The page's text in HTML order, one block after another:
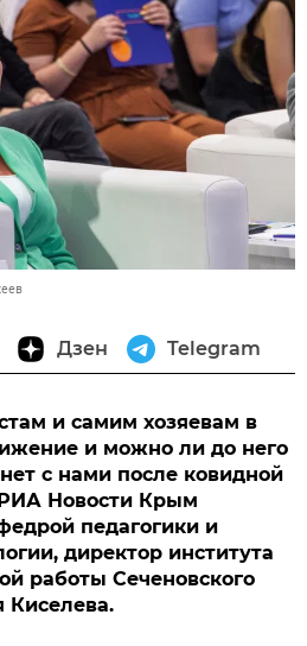
Дзен Telegram
и самим хозяевам в
и можно ли до него
с нами после ковидной
Новости Крым
педагогики и
директор института
работы Сеченовского
Киселева.